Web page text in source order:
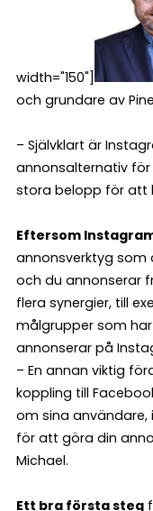
width="150"]
och grundare av
– Självklart är
annonsalternativ
stora belopp för att
Eftersom
annonsverktyg
och du annonserar
flera synergier, till
målgrupper som
annonserar på
– En annan viktig
koppling till
om sina
för att göra din
Michael.
Ett bra första steg